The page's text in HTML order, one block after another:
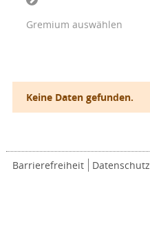
Gremium auswählen
Keine Daten gefunden.
Barrierefreiheit Datenschutz